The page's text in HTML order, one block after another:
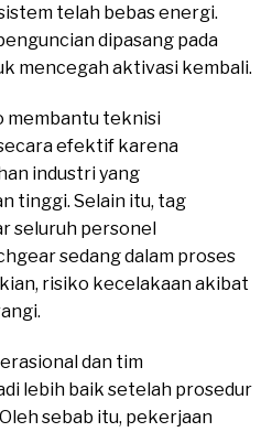
telah bebas energi.
dipasang pada
mencegah aktivasi kembali.
membantu teknisi
efektif karena
industri yang
tinggi. Selain itu, tag
seluruh personel
sedang dalam proses
risiko kecelakaan akibat
dan tim
lebih baik setelah prosedur
sebab itu, pekerjaan